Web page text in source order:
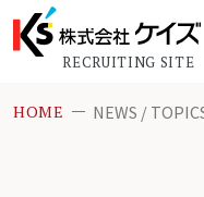
RECRUITING SITE
HOME NEWS /